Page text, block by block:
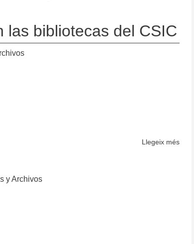
las bibliotecas del CSIC
Llegeix méssobre
y Archivos